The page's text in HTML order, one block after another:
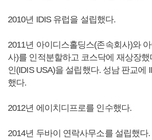
2010년 IDIS 유럽을 설립했다.
2011년 아이디스홀딩스(존속회사)와
사)를 인적분할하고 코스닥에 재상장했
인(IDIS USA)을 설립했다. 성남 판교에
했다.
2012년 에이치디프로를 인수했다.
2014년 두바이 연락사무소를 설립했다